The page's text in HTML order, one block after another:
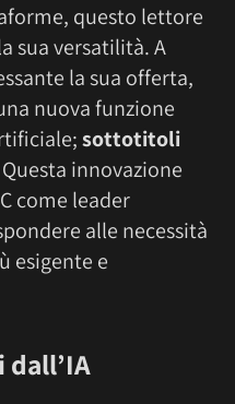
questo lettore
sua versatilità. A
la sua offerta,
nuova funzione
sottotitoli
innovazione
come leader
alle necessità
esigente e